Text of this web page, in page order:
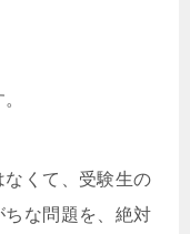
くて、受験生の
な問題を、絶対